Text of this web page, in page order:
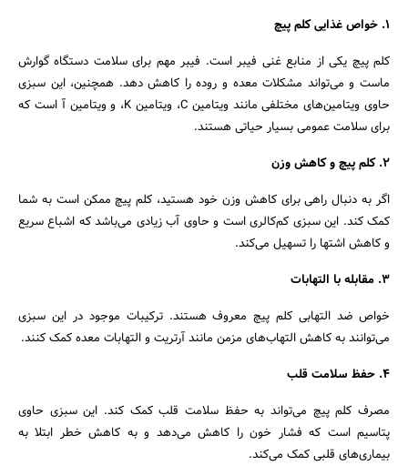
جستجو
1. خواص غذایی کلم پیچ
کلم پیچ یکی از منابع غنی فیبر است. فیبر مهم برای سلامت دستگاه گوارش
ماست و می‌تواند مشکلات معده و روده را کاهش دهد. همچنین، این سبزی
حاوی ویتامین‌های مختلفی مانند ویتامین C، ویتامین K، و ویتامین آ است که
برای سلامت عمومی بسیار حیاتی هستند.
2. کلم پیچ و کاهش وزن
اگر به دنبال راهی برای کاهش وزن خود هستید، کلم پیچ ممکن است به شما
کمک کند. این سبزی کم‌کالری است و حاوی آب زیادی می‌باشد که اشباع سریع
و کاهش اشتها را تسهیل می‌کند.
3. مقابله با التهابات
خواص ضد التهابی کلم پیچ معروف هستند. ترکیبات موجود در این سبزی
می‌توانند به کاهش التهاب‌های مزمن مانند آرتریت و التهابات معده کمک کنند.
4. حفظ سلامت قلب
مصرف کلم پیچ می‌تواند به حفظ سلامت قلب کمک کند. این سبزی حاوی
پتاسیم است که فشار خون را کاهش می‌دهد و به کاهش خطر ابتلا به
بیماری‌های قلبی کمک می‌کند.